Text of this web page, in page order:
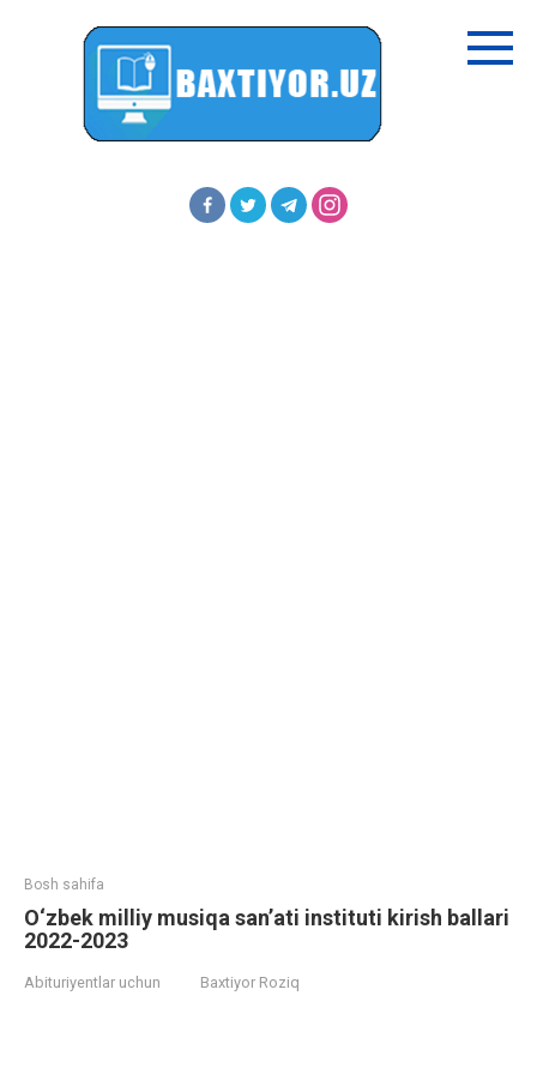
Bosh sahifa
O‘zbek milliy musiqa sanʼati instituti kirish ballari
2022-2023
Abituriyentlar uchun Baxtiyor Roziq